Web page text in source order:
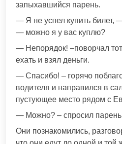
запыхавшийся парень.
— Я не успел купить билет,
— можно я у вас куплю?
— Непорядок! –поворчал
ехать и взял деньги.
— Спасибо! – горячо
водителя и направился в
пустующее место рядом с
— Можно? – спросил
Они познакомились,